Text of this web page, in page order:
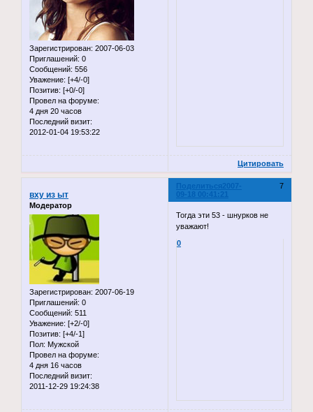
Зарегистрирован: 2007-06-03
Приглашений: 0
Сообщений: 556
Уважение: [+4/-0]
Позитив: [+0/-0]
Провел на форуме:
4 дня 20 часов
Последний визит:
2012-01-04 19:53:22
Цитировать
Поделиться 7
2007-
09-18 00:41:21
вху из ыт
Модератор
Зарегистрирован: 2007-06-19
Приглашений: 0
Сообщений: 511
Уважение: [+2/-0]
Позитив: [+4/-1]
Пол: Мужской
Провел на форуме:
4 дня 16 часов
Последний визит:
2011-12-29 19:24:38
Тогда эти 53 - шнурков не
уважают!
0